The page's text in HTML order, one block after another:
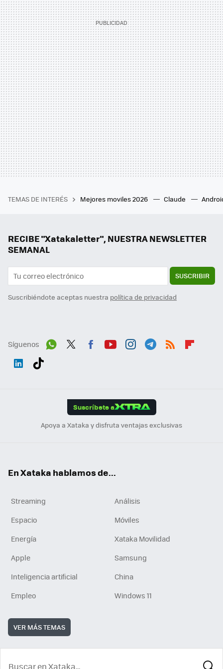
TEMAS DE INTERÉS Mejores moviles 2026 Claude
RECIBE "Xatakaletter", NUESTRA NEWSLETTER
SEMANAL
SUSCRIBIR
Suscribiéndote aceptas nuestra política de privacidad
Síguenos
Suscríbete a
Apoya a Xataka y disfruta ventajas exclusivas
En Xataka hablamos de...
Streaming
Análisis
Espacio
Móviles
Energía
Xataka Movilidad
Apple
Samsung
Inteligencia artificial
China
Empleo
Windows 11
VER MÁS TEMAS